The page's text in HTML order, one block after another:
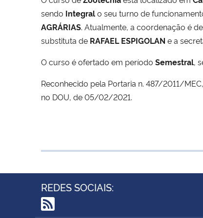
sendo Integralo seu turno de
AGRÁRIAS. Atualmente, a coordenação é
substituta de RAFAEL ESPIGOLAN e a
O curso é ofertado em período Semestral,
Reconhecido pela Portaria n. 487/2011/
no DOU, de 05/02/2021.
REDES SOCIAIS: